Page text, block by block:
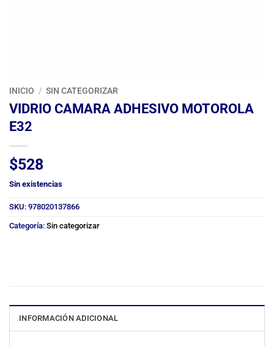
INICIO / SIN CATEGORIZAR
VIDRIO CAMARA ADHESIVO MOTOROLA
E32
$528
Sin existencias
SKU: 978020137866
Categoría: Sin categorizar
INFORMACIÓN ADICIONAL